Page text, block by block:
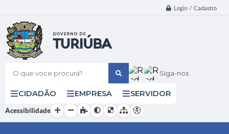
Login / Cadastro
O que voce procura? Siga-nos
CIDADÃO EMPRESA SERVIDOR
Acessibilidade